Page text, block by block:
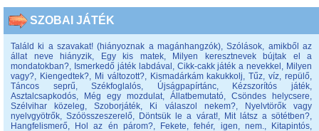
SZOBAI JÁTÉK
Találd ki a szavakat! (hiányoznak a magánhangzók),Szólások, amikből az
állat neve hiányzik, Egy kis matek,
Milyen keresztnevek bújtak el a
mondatokban?, Ismerkedő játék labdával , Cikk-cakk játék a nevekkel , Milyen
vagy?, Kiengedtek?, Mi változott?, Kismadárkám kakukkolj,Tűz, víz, repülő,
Táncos seprű,Székfoglalós, Újságpapírtánc, Kézszorítós játék,
Asztalcsapkodós, Még egy mozdulat, Állatbemutató, Csöndes helycsere,
Szélvihar közeleg,Szoborjáték, Ki válaszol nekem?,
Nyelvtörők vagy
nyelvgyötrők,Szóösszeszerelő, Döntsük le a várat!, Mit látsz a sötétben?,
Hangfelismerő, Hol az én párom?, Fekete, fehér, igen, nem., Kitapintós,